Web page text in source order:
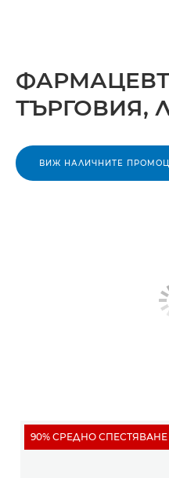
ТЪРГОВИЯ,
ВИЖ НАЛИЧНИТЕ
90% СРЕДНО